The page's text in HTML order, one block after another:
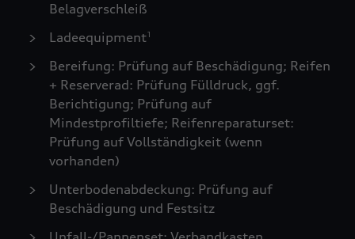
Belagverschleiß
Ladeequipment1
Bereifung: Prüfung auf Beschädigung; Reifen
+ Reserverad: Prüfung Fülldruck, ggf.
Berichtigung; Prüfung auf
Mindestprofiltiefe; Reifenreparaturset:
Prüfung auf Vollständigkeit (wenn
vorhanden)
Unterbodenabdeckung: Prüfung auf
Beschädigung und Festsitz